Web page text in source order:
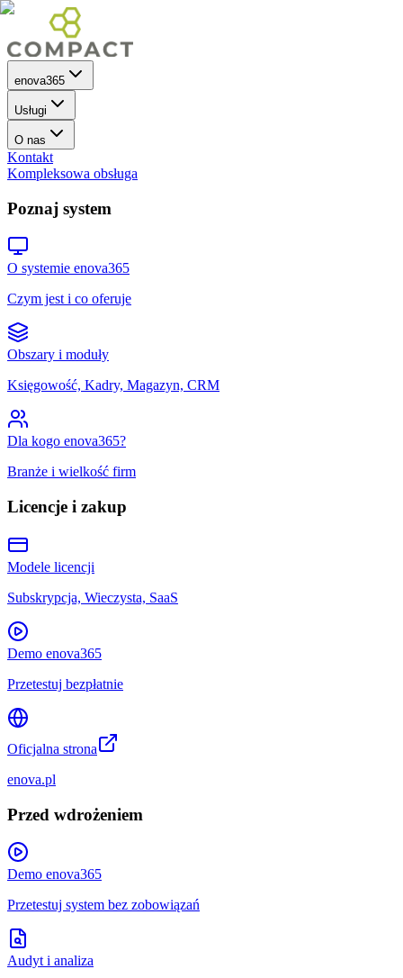
enova365
Usługi
O nas
Kontakt
Kompleksowa obsługa
Poznaj system
O systemie enova365
Czym jest i co oferuje
Obszary i moduły
Księgowość, Kadry, Magazyn, CRM
Dla kogo enova365?
Branże i wielkość firm
Licencje i zakup
Modele licencji
Subskrypcja, Wieczysta, SaaS
Demo enova365
Przetestuj bezpłatnie
Oficjalna strona
enova.pl
Przed wdrożeniem
Demo enova365
Przetestuj system bez zobowiązań
Audyt i analiza